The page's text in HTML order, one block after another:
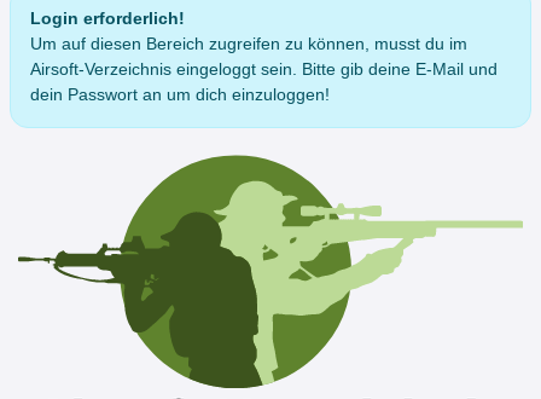
Login erforderlich!
Um auf diesen Bereich zugreifen zu können, musst du im
Airsoft-Verzeichnis eingeloggt sein. Bitte gib deine E-Mail und
dein Passwort an um dich einzuloggen!